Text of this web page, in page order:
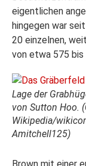
eigentlichen
hingegen war
20 einzelnen,
von etwa 575 bis
Lage der
von Sutton Hoo.
Wikipedia/
Amitchell125)